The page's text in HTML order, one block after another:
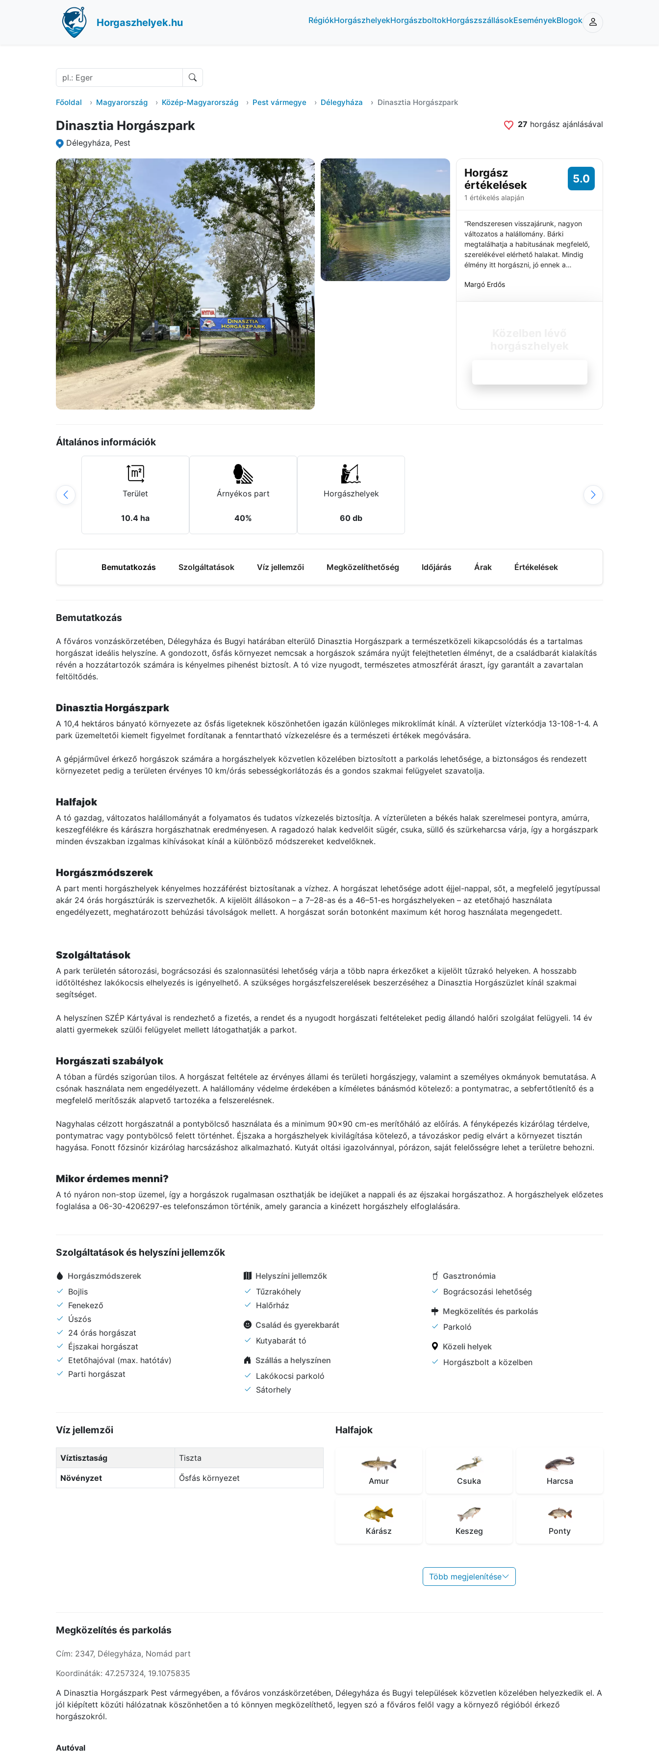
Horgaszhelyek.hu RégiókHorgászhelyekHorgászboltokHorgászszállásokEseményekBlogok
Főoldal Magyarország Közép-Magyarország Pest vármegye Délegyháza Dinasztia Horgászpark
Dinasztia Horgászpark
Délegyháza, Pest
27 horgász ajánlásával
Horgász
értékelések
1 értékelés alapján
5.0
“Rendszeresen visszajárunk, nagyon
változatos a halállomány. Bárki
megtalálhatja a habitusának megfelelő,
szerelékével elérhető halakat. Mindig
élmény itt horgászni, jó ennek a
fejlődés folyamatos.”
Margó Erdős
Általános információk
Terület
10.4 ha
Árnyékos part
40%
Horgászhelyek
60 db
Bemutatkozás Szolgáltatások Víz jellemzői Megközelíthetőség Időjárás Árak Értékelések
Bemutatkozás
A főváros vonzáskörzetében, Délegyháza és Bugyi határában elterülő Dinasztia Horgászpark a természetközeli kikapcsolódás és a tartalmas
horgászat ideális helyszíne. A gondozott, ősfás környezet nemcsak a horgászok számára nyújt felejthetetlen élményt, de a családbarát kialakítás
révén a hozzátartozók számára is kényelmes pihenést biztosít. A tó vize nyugodt, természetes atmoszférát áraszt, így garantált a zavartalan
feltöltődés.
Dinasztia Horgászpark
A 10,4 hektáros bányató környezete az ősfás ligeteknek köszönhetően igazán különleges mikroklímát kínál. A vízterület vízterkódja 13-108-1-4. A
park üzemeltetői kiemelt figyelmet fordítanak a fenntartható vízkezelésre és a természeti értékek megóvására.
A gépjárművel érkező horgászok számára a horgászhelyek közvetlen közelében biztosított a parkolás lehetősége, a biztonságos és rendezett
környezetet pedig a területen érvényes 10 km/órás sebességkorlátozás és a gondos szakmai felügyelet szavatolja.
Halfajok
A tó gazdag, változatos halállományát a folyamatos és tudatos vízkezelés biztosítja. A vízterületen a békés halak szerelmesei pontyra, amúrra,
keszegfélékre és kárászra horgászhatnak eredményesen. A ragadozó halak kedvelőit sügér, csuka, süllő és szürkeharcsa várja, így a horgászpark
minden évszakban izgalmas kihívásokat kínál a különböző módszereket kedvelőknek.
Horgászmódszerek
A part menti horgászhelyek kényelmes hozzáférést biztosítanak a vízhez. A horgászat lehetősége adott éjjel-nappal, sőt, a megfelelő jegytípussal
akár 24 órás horgásztúrák is szervezhetők. A kijelölt állásokon – a 7–28-as és a 46–51-es horgászhelyeken – az etetőhajó használata
engedélyezett, meghatározott behúzási távolságok mellett. A horgászat során botonként maximum két horog használata megengedett.
Szolgáltatások
A park területén sátorozási, bográcsozási és szalonnasütési lehetőség várja a több napra érkezőket a kijelölt tűzrakó helyeken. A hosszabb
időtöltéshez lakókocsis elhelyezés is igényelhető. A szükséges horgászfelszerelések beszerzéséhez a Dinasztia Horgászüzlet kínál szakmai
segítséget.
A helyszínen SZÉP Kártyával is rendezhető a fizetés, a rendet és a nyugodt horgászati feltételeket pedig állandó halőri szolgálat felügyeli. 14 év
alatti gyermekek szülői felügyelet mellett látogathatják a parkot.
Horgászati szabályok
A tóban a fürdés szigorúan tilos. A horgászat feltétele az érvényes állami és területi horgászjegy, valamint a személyes okmányok bemutatása. A
csónak használata nem engedélyezett. A halállomány védelme érdekében a kíméletes bánásmód kötelező: a pontymatrac, a sebfertőtlenítő és a
megfelelő merítőszák alapvető tartozéka a felszerelésnek.
Nagyhalas célzott horgászatnál a pontybölcső használata és a minimum 90x90 cm-es merítőháló az előírás. A fényképezés kizárólag térdelve,
pontymatrac vagy pontybölcső felett történhet. Éjszaka a horgászhelyek kivilágítása kötelező, a távozáskor pedig elvárt a környezet tisztán
hagyása. Fonott főzsinór kizárólag harcsázáshoz alkalmazható. Kutyát oltási igazolvánnyal, pórázon, saját felelősségre lehet a területre behozni.
Mikor érdemes menni?
A tó nyáron non-stop üzemel, így a horgászok rugalmasan oszthatják be idejüket a nappali és az éjszakai horgászathoz. A horgászhelyek előzetes
foglalása a 06-30-4206297-es telefonszámon történik, amely garancia a kinézett horgászhely elfoglalására.
Szolgáltatások és helyszíni jellemzők
Horgászmódszerek
Bojlis
Fenekező
Úszós
24 órás horgászat
Éjszakai horgászat
Etetőhajóval (max. hatótáv)
Parti horgászat
Helyszíni jellemzők
Tűzrakóhely
Halőrház
Család és gyerekbarát
Kutyabarát tó
Szállás a helyszínen
Lakókocsi parkoló
Sátorhely
Gasztronómia
Bográcsozási lehetőség
Megközelítés és parkolás
Parkoló
Közeli helyek
Horgászbolt a közelben
Víz jellemzői
Víztisztaság Tiszta
Növényzet Ősfás környezet
Halfajok
Amur Csuka Harcsa
Kárász Keszeg Ponty
Több megjelenítése
Megközelítés és parkolás
Cím: 2347, Délegyháza, Nomád part
Koordináták: 47.257324, 19.1075835
A Dinasztia Horgászpark Pest vármegyében, a főváros vonzáskörzetében, Délegyháza és Bugyi települések közvetlen közelében helyezkedik el. A
jól kiépített közúti hálózatnak köszönhetően a tó könnyen megközelíthető, legyen szó a főváros felől vagy a környező régióból érkező
horgászokról.
Autóval